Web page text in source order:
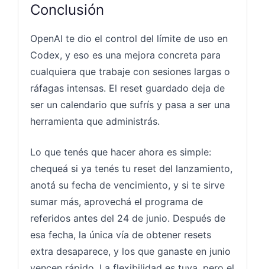
Conclusión
OpenAI te dio el control del límite de uso en
Codex, y eso es una mejora concreta para
cualquiera que trabaje con sesiones largas o
ráfagas intensas. El reset guardado deja de
ser un calendario que sufrís y pasa a ser una
herramienta que administrás.
Lo que tenés que hacer ahora es simple:
chequeá si ya tenés tu reset del lanzamiento,
anotá su fecha de vencimiento, y si te sirve
sumar más, aprovechá el programa de
referidos antes del 24 de junio. Después de
esa fecha, la única vía de obtener resets
extra desaparece, y los que ganaste en junio